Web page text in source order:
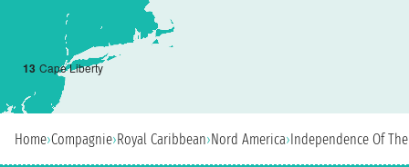
13 Cape Liberty
Home›Compagnie›Royal Caribbean›Nord America›Independence Of